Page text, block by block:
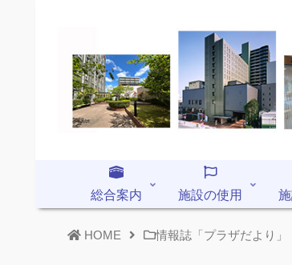
総合案内 施設の使用
HOME 情報誌「プラザだより」